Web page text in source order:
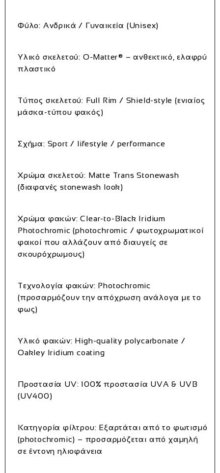
Φύλο: Ανδρικά / Γυναικεία (Unisex)
Υλικό σκελετού: O‑Matter® – ανθεκτικό, ελαφρύ
πλαστικό
Τύπος σκελετού: Full Rim / Shield‑style (ενιαίος
μάσκα‑τύπου φακός)
Σχήμα: Sport / lifestyle / performance
Χρώμα σκελετού: Matte Trans Stonewash
(διαφανές stonewash look)
Χρώμα φακών: Clear‑to‑Black Iridium
Photochromic (photochromic / φωτοχρωματικοί
φακοί που αλλάζουν από διαυγείς σε
σκουρόχρωμους)
Τεχνολογία φακών: Photochromic
(προσαρμόζουν την απόχρωση ανάλογα με το
φως)
Υλικό φακών: High‑quality polycarbonate /
Oakley Iridium coating
Προστασία UV: 100% προστασία UVA & UVB
(UV400)
Κατηγορία φίλτρου: Εξαρτάται από το φωτισμό
(photochromic) – προσαρμόζεται από χαμηλή
σε έντονη ηλιοφάνεια